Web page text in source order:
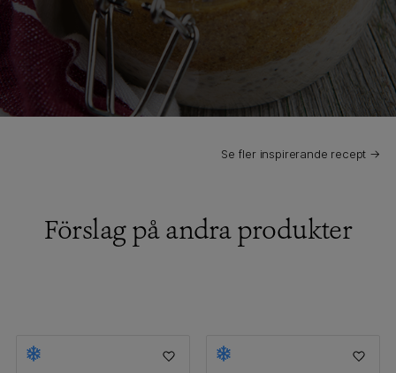
Se fler inspirerande recept →
Förslag på andra produkter